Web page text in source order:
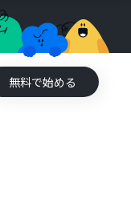
無料で始める